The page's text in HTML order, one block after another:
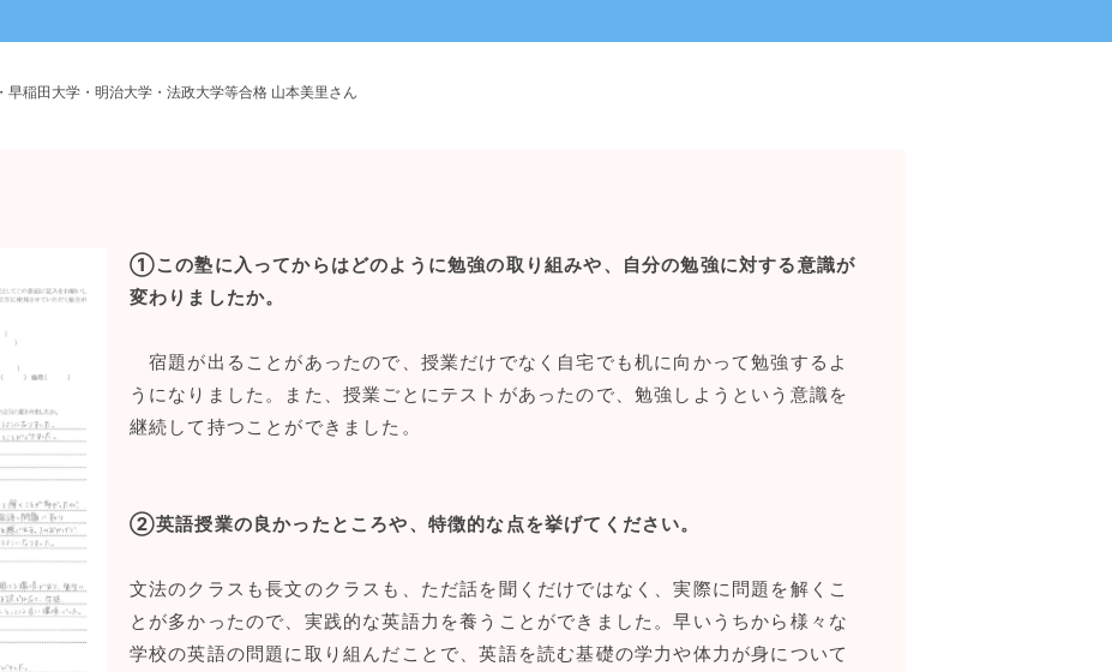
早稲田大学・明治大学・法政大学等合格 山本美里さん
①この塾に入ってからはどのように勉強の取り組みや、自分の勉強に対する意識が
変わりましたか。
宿題が出ることがあったので、授業だけでなく自宅でも机に向かって勉強するよ
うになりました。また、授業ごとにテストがあったので、勉強しようという意識を
継続して持つことができました。
②英語授業の良かったところや、特徴的な点を挙げてください。
文法のクラスも長文のクラスも、ただ話を聞くだけではなく、実際に問題を解くこ
とが多かったので、実践的な英語力を養うことができました。早いうちから様々な
学校の英語の問題に取り組んだことで、英語を読む基礎の学力や体力が身について